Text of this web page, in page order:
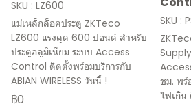
SKU : LZ600
แม่เหล็กล็อคประตู ZKTeco
LZ600 แรงดูด 600 ปอนด์ สำหรับ
ประตูอลูมิเนียม ระบบ Access
Control ติดตั้งพร้อมบริการกับ
ABIAN WIRELESS วันนี้ !
฿0
SKU :
ชม. พร้
ไฟเกิน